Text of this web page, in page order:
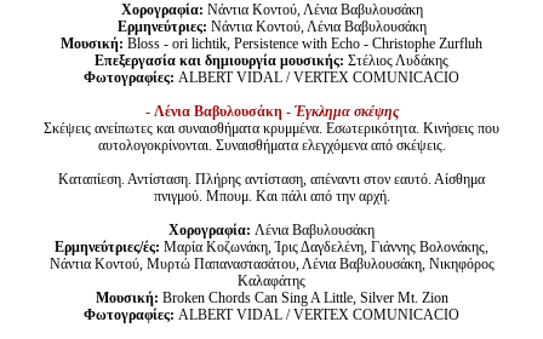
Χορογραφία: Νάντια Κοντού, Λένια Βαβυλουσάκη
Ερμηνεύτριες: Νάντια Κοντού, Λένια Βαβυλουσάκη
Μουσική: Bloss - ori lichtik, Persistence with Echo - Christophe Zurfluh
Επεξεργασία και δημιουργία μουσικής: Στέλιος Λυδάκης
Φωτογραφίες: ALBERT VIDAL / VERTEX COMUNICACIO
- Λένια Βαβυλουσάκη - Έγκλημα σκέψης
Σκέψεις ανείπωτες και συναισθήματα κρυμμένα. Εσωτερικότητα. Κινήσεις που
αυτολογοκρίνονται. Συναισθήματα ελεγχόμενα από σκέψεις.
Καταπίεση. Αντίσταση. Πλήρης αντίσταση, απέναντι στον εαυτό. Αίσθημα
πνιγμού. Μπουμ. Και πάλι από την αρχή.
Χορογραφία: Λένια Βαβυλουσάκη
Ερμηνεύτριες/ές: Μαρία Κοζωνάκη, Ίρις Δαγδελένη, Γιάννης Βολονάκης,
Νάντια Κοντού, Μυρτώ Παπαναστασάτου, Λένια Βαβυλουσάκη, Νικηφόρος
Καλαφάτης
Μουσική: Broken Chords Can Sing A Little, Silver Mt. Zion
Φωτογραφίες: ALBERT VIDAL / VERTEX COMUNICACIO